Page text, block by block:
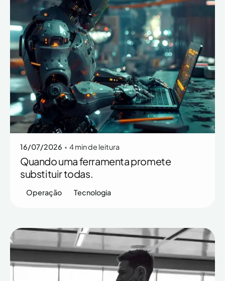
Posted by
Rafaella Ott
16/07/2026 4 min de leitura
Quando uma ferramenta promete
substituir todas.
Operação Tecnologia